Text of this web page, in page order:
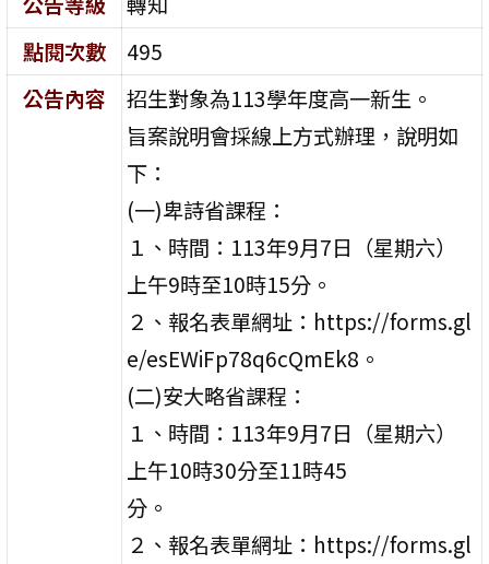
點閱次數
495
公告內容
招生對象為113學年度高一新生。
旨案說明會採線上方式辦理，說明如
下：
(一)卑詩省課程：
１、時間：113年9月7日（星期六）
上午9時至10時15分。
２、報名表單網址：https://forms.gl
e/esEWiFp78q6cQmEk8。
(二)安大略省課程：
１、時間：113年9月7日（星期六）
上午10時30分至11時45
分。
２、報名表單網址：https://forms.gl